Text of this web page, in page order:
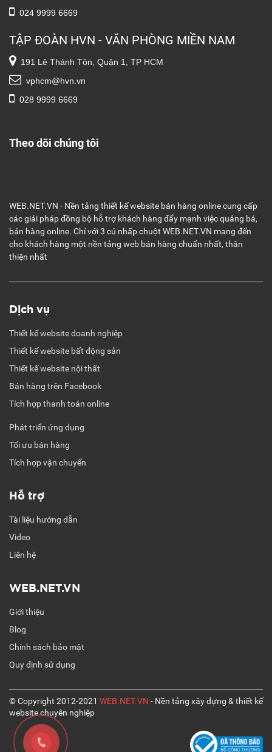
024 9999 6669
TẬP ĐOÀN HVN - VĂN PHÒNG MIỀN NAM
191 Lê Thánh Tôn, Quận 1, TP HCM
vphcm@hvn.vn
028 9999 6669
Theo dõi chúng tôi
WEB.NET.VN - Nền tảng thiết kế website bán hàng online cung cấp
các giải pháp đồng bộ hỗ trợ khách hàng đẩy mạnh việc quảng bá,
bán hàng online. Chỉ với 3 cú nhấp chuột WEB.NET.VN mang đến
cho khách hàng một nền tảng web bán hàng chuẩn nhất, thân
thiện nhất
Dịch vụ
Thiết kế website doanh nghiệp
Thiết kế website bất động sản
Thiết kế website nội thất
Bán hàng trên Facebook
Tích hợp thanh toán online
Phát triển ứng dụng
Tối ưu bán hàng
Tích hợp vận chuyển
Hỗ trợ
Tài liệu hướng dẫn
Video
Liên hệ
WEB.NET.VN
Giới thiệu
Blog
Chính sách bảo mật
Quy định sử dụng
© Copyright 2012-2021 WEB.NET.VN - Nền tảng xây dựng & thiết kế
website chuyên nghiệp